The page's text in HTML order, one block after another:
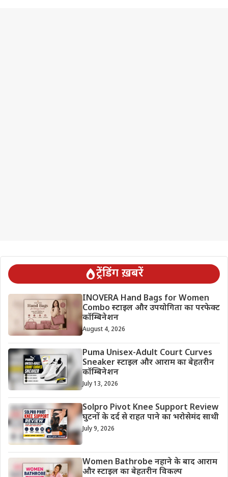
ट्रेंडिंग ख़बरें
INOVERA Hand Bags for Women
Combo स्टाइल और उपयोगिता का परफेक्ट
कॉम्बिनेशन
August 4, 2026
Puma Unisex-Adult Court Curves
Sneaker स्टाइल और आराम का बेहतरीन
कॉम्बिनेशन
July 13, 2026
Solpro Pivot Knee Support Review
घुटनों के दर्द से राहत पाने का भरोसेमंद साथी
July 9, 2026
Women Bathrobe नहाने के बाद आराम
और स्टाइल का बेहतरीन विकल्प